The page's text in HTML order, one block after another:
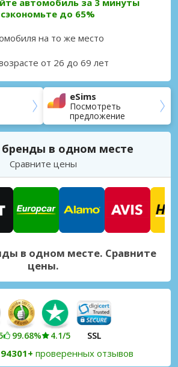
до 65%
на то же место
от 26 до 69 лет
eSims
Посмотреть
предложение
в одном месте
Сравните цены
в одном месте. Сравните
цены.
99.68% 4.1/5 SSL
94301+ проверенных отзывов